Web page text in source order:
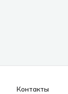
Контакты